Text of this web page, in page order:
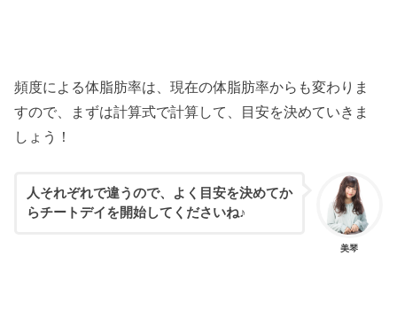
頻度による体脂肪率は、現在の体脂肪率からも変わりま
すので、まずは計算式で計算して、目安を決めていきま
しょう！
美琴
人それぞれで違うので、よく目安を決めてか
らチートデイを開始してくださいね♪